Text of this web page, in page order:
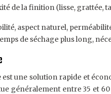
de la finition (lisse, grattée,
aspect naturel,
de séchage plus long,
une solution rapide et
généralement entre 35 et